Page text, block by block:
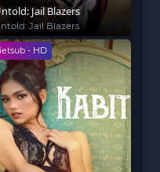
Jail Blazers
Jail Blazers
- HD